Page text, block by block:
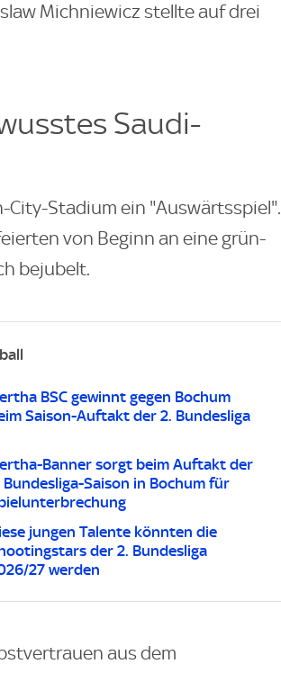
Michniewicz stellte auf drei
Saudi-
City-Stadium ein "Auswärtsspiel".
von Beginn an eine grün-
bejubelt.
BSC gewinnt gegen Bochum
Saison-Auftakt der 2. Bundesliga
Banner sorgt beim Auftakt der
Bundesliga-Saison in Bochum für
jungen Talente könnten die
der 2. Bundesliga
27 werden
aus dem